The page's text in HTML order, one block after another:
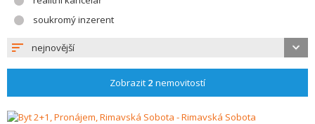
soukromý inzerent
nejnovější
Zobrazit 2 nemovitostí